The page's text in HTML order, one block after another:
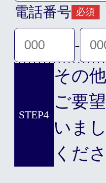
電話番号 必須
-
STEP4
その
ご要
いま
くだ